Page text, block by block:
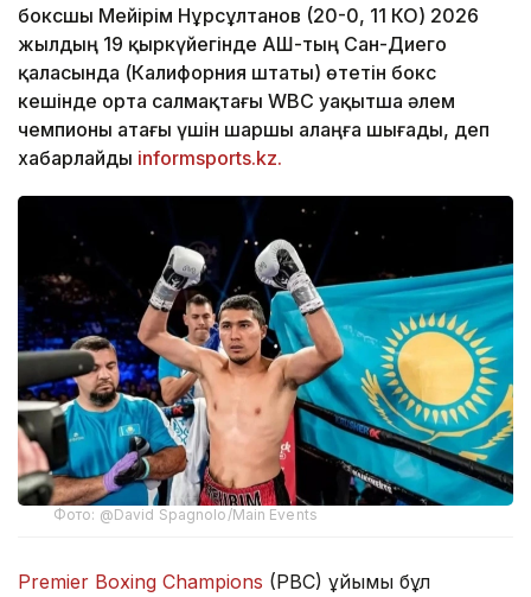
боксшы Мейірім Нұрсұлтанов (20-0, 11 КО) 2026
жылдың 19 қыркүйегінде АҚШ-тың Сан-Диего
қаласында (Калифорния штаты) өтетін бокс
кешінде орта салмақтағы WBC уақытша әлем
чемпионы атағы үшін шаршы алаңға шығады, деп
хабарлайды informsports.kz.
Фото: @David Spagnolo/Main Events
Premier Boxing Champions (PBC) ұйымы бұл